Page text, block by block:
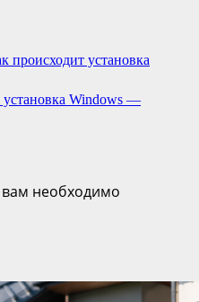
происходит установка
установка Windows —
необходимо